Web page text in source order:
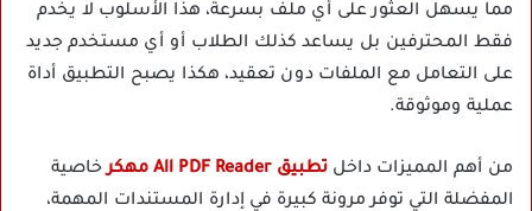
مما يسهل العثور على أي ملف بسرعة، هذا الأسلوب لا يخدم
فقط المحترفين بل يساعد كذلك الطلاب أو أي مستخدم جديد
على التعامل مع الملفات دون تعقيد، هكذا يصبح التطبيق أداة
عملية وموثوقة.
من أهم المميزات داخل تطبيق All PDF Reader مهكر
خاصية
المفضلة التي توفر مرونة كبيرة في إدارة المستندات المهمة،